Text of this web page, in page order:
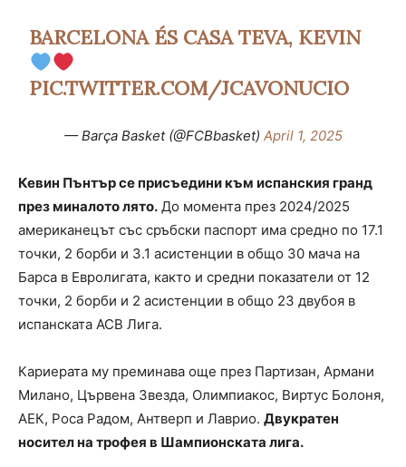
BARCELONA ÉS CASA TEVA, KEVIN
PIC.TWITTER.COM/JCAVONUCIO
— Barça Basket (@FCBbasket) April 1, 2025
Кевин Пънтър се присъедини към испанския гранд
през миналото лято. До момента през 2024/2025
американецът със сръбски паспорт има средно по 17.1
точки, 2 борби и 3.1 асистенции в общо 30 мача на
Барса в Евролигата, както и средни показатели от 12
точки, 2 борби и 2 асистенции в общо 23 двубоя в
испанската ACB Лига.
Кариерата му преминава още през Партизан, Армани
Милано, Цървена Звезда, Олимпиакос, Виртус Болоня,
АЕК, Роса Радом, Антверп и Лаврио. Двукратен
носител на трофея в Шампионската лига.